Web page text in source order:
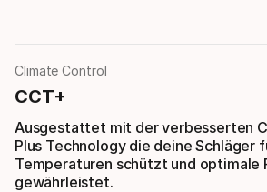
Climate Control
CCT+
Ausgestattet mit der verbesserten
Plus Technology die deine Schläger
Temperaturen schützt und optimale
gewährleistet.